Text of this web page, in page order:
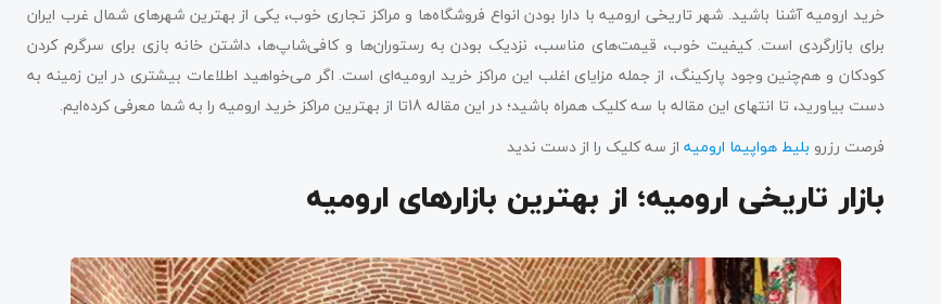
خرید ارومیه آشنا باشید. شهر تاریخی ارومیه با دارا بودن انواع فروشگاه‌ها و مراکز تجاری خوب، یکی از بهترین شهرهای شمال غرب ایران
برای بازارگردی است. کیفیت خوب، قیمت‌های مناسب، نزدیک بودن به رستوران‌ها و کافی‌شاپ‌ها، داشتن خانه بازی برای سرگرم کردن
کودکان و هم‌چنین وجود پارکینگ، از جمله مزایای اغلب این مراکز خرید ارومیه‌ای است. اگر می‌خواهید اطلاعات بیشتری در این زمینه به
دست بیاورید، تا انتهای این مقاله با سه کلیک همراه باشید؛ در این مقاله 18تا از بهترین مراکز خرید ارومیه را به شما معرفی کرده‌ایم.
فرصت رزرو بلیط هواپیما ارومیه از سه کلیک را از دست ندید
بازار تاریخی ارومیه؛ از بهترین بازارهای ارومیه